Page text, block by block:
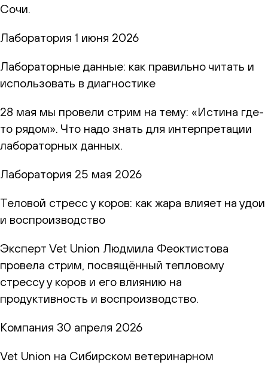
Сочи.
Лаборатория 1 июня 2026
Лабораторные данные: как правильно читать и
использовать в диагностике
28 мая мы провели стрим на тему: «Истина где-
то рядом». Что надо знать для интерпретации
лабораторных данных.
Лаборатория 25 мая 2026
Теловой стресс у коров: как жара влияет на удои
и воспроизводство
Эксперт Vet Union Людмила Феоктистова
провела стрим, посвящённый тепловому
стрессу у коров и его влиянию на
продуктивность и воспроизводство.
Компания 30 апреля 2026
Vet Union на Сибирском ветеринарном